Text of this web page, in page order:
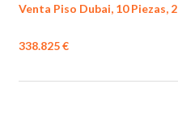
Venta Piso Dubai, 10 Piezas,
338.825 €